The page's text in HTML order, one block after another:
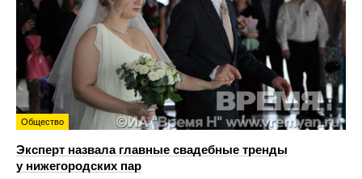
Общество
Эксперт назвала главные свадебные тренды
у нижегородских пар